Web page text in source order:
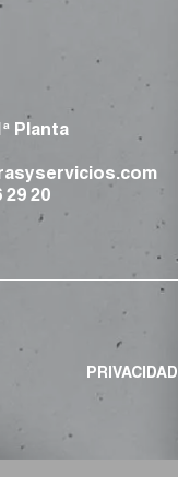
Planta
29 20
PRIVACIDAD